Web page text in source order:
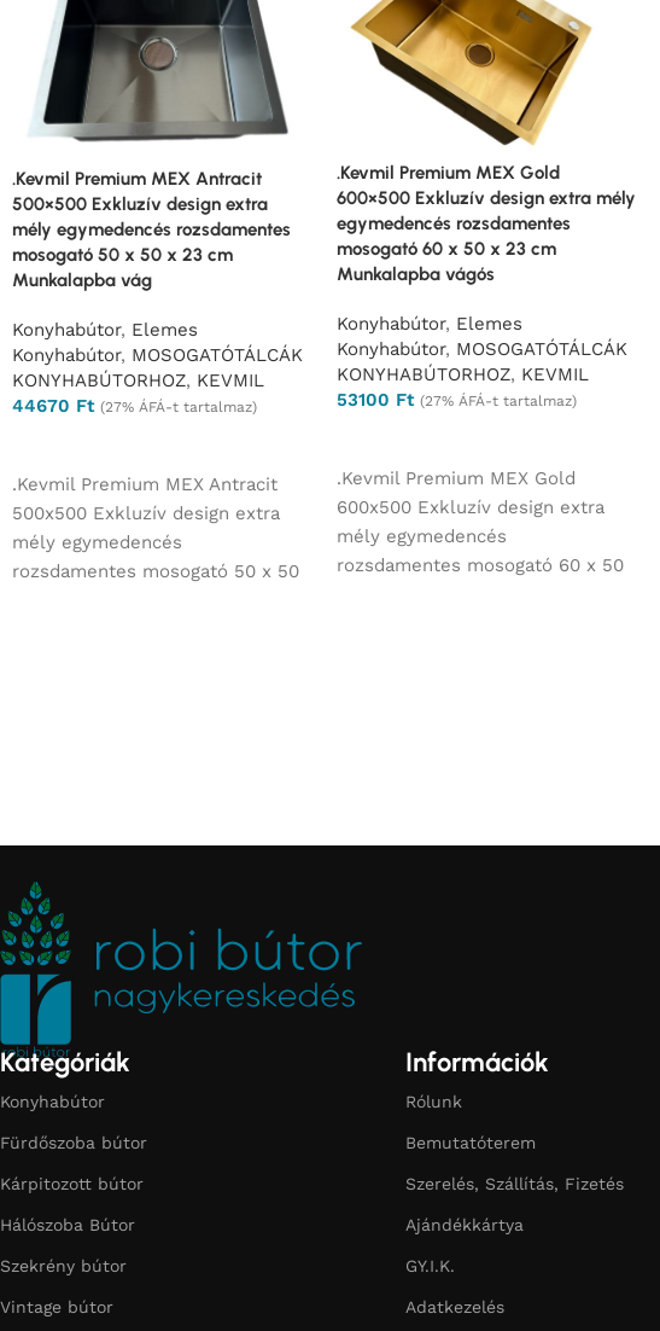
.Kevmil Premium MEX Antracit
500×500 Exkluzív design extra
mély egymedencés rozsdamentes
mosogató 50 x 50 x 23 cm
Munkalapba vág
Konyhabútor, Elemes
Konyhabútor, MOSOGATÓTÁLCÁK
KONYHABÚTORHOZ, KEVMIL
44670 Ft (27% ÁFÁ-t tartalmaz)
.Kevmil Premium MEX Antracit
500x500 Exkluzív design extra
mély egymedencés
rozsdamentes mosogató 50 x 50
.Kevmil Premium MEX Gold
600×500 Exkluzív design extra mély
egymedencés rozsdamentes
mosogató 60 x 50 x 23 cm
Munkalapba vágós
Konyhabútor, Elemes
Konyhabútor, MOSOGATÓTÁLCÁK
KONYHABÚTORHOZ, KEVMIL
53100 Ft (27% ÁFÁ-t tartalmaz)
.Kevmil Premium MEX Gold
600x500 Exkluzív design extra
mély egymedencés
rozsdamentes mosogató 60 x 50
Kategóriák
Konyhabútor
Fürdőszoba bútor
Kárpitozott bútor
Hálószoba Bútor
Szekrény bútor
Vintage bútor
Információk
Rólunk
Bemutatóterem
Szerelés, Szállítás, Fizetés
Ajándékkártya
GY.I.K.
Adatkezelés